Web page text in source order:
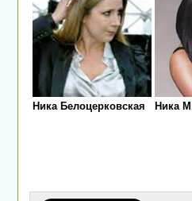
Ника Белоцерковская Ника